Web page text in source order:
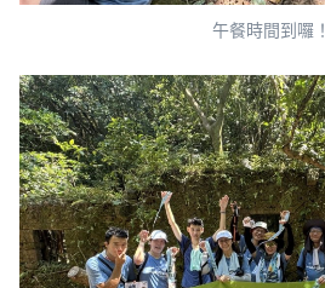
午餐時間到囉！